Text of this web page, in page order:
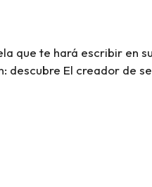
que te hará escribir en
descubre El creador de